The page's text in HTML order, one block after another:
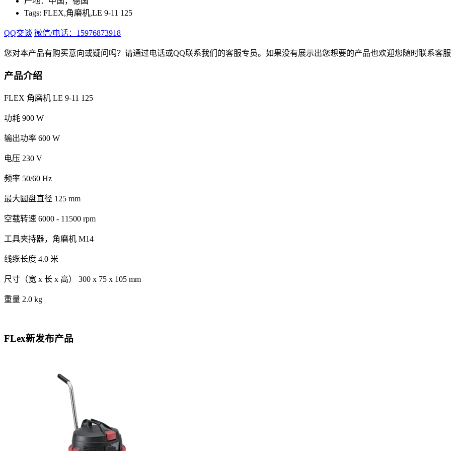
Tags: FLEX,角磨机,LE 9-11 125
QQ交谈 微信/电话：15976873918
您对本产品有购买意向或疑问吗？请通过电话或QQ联系我们的客服专员。如果没有展示出您想要的产品也欢迎您随时联系客
产品介绍
FLEX 角磨机 LE 9-11 125
功耗 900 W
输出功率 600 W
电压 230 V
频率 50/60 Hz
最大圆盘直径 125 mm
空载转速 6000 - 11500 rpm
工具夹持器，角磨机 M14
线缆长度 4.0 米
尺寸（宽 x 长 x 高） 300 x 75 x 105 mm
重量 2.0 kg
FLex新发布产品